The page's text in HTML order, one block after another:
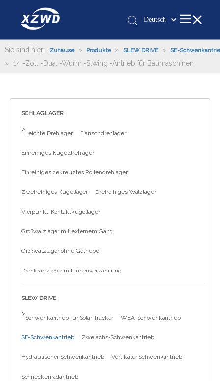
Deutsch
românesc
Türk dili
العربية
Sie sind hier: Zuhause » Produkte » SLEW DRIVE » SE-
» 14 -Zoll -Dual -Wurm -Slwing -Antrieb für Baumaschinen
SCHLAGLAGER
>
Leichte Drehlager Flanschdrehlager
Einreihiges Kugeldrehlager
Einreihiges gekreuztes Rollendrehlager
Zweireihiges Kugellager Dreireihiges Wälzlager
Vierpunkt-Kontaktkugellager
Großwälzlager mit externem Gang
Großwälzlager ohne Getriebe
Drehkranzlager mit Innenverzahnung
SLEW DRIVE
>
Schwenkantrieb für Solar Tracker WEA-Schwenkantrieb
SE-Schwenkantrieb Zweiachs-Schwenkantrieb
Hydraulischer Schwenkantrieb Vertikaler Schwenkantrieb
Schneckenradantrieb